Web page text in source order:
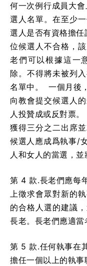
何一次例行成員大
選人名單。在至少
選人是否有資格擔
位候選人不合格，
老們可以根據這一
除。不得將未被列
名單中。 一個月後
向教會提交候選人
人投贊成或反對票
獲得三分之二出席
候選人應成爲執事/
人和女人的當選，並
第 4 款.長老們應每
上徵求會眾對新的
的合格人選的建議
長老。長老們應適當
第 5 款.任何執事在
擔任一個以上的執事